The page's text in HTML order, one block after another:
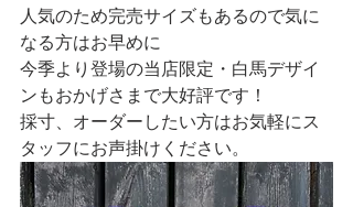
人気のため完売サイズもあるので気に
なる方はお早めに
今季より登場の当店限定・白馬デザイ
ンもおかげさまで大好評です！
採寸、オーダーしたい方はお気軽にス
タッフにお声掛けください。